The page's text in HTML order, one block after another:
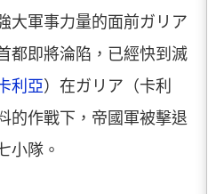
大軍事力量的面前ガリア
都即將淪陷，已經快到滅
利亞）在ガリア（卡利
的作戰下，帝國軍被擊退
小隊。